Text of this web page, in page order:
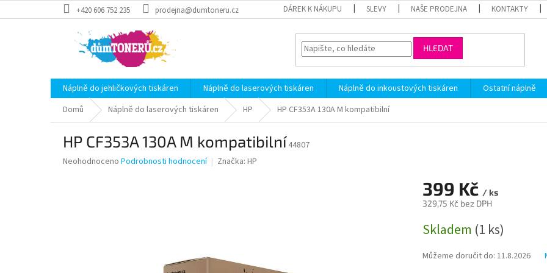
na
+420 606 752 235 prodejna@dumtoneru.cz DÁREK K NÁKUPU SLEVY NAŠE PRODEJNA KONTAKTY
HLEDAT
Náplně do jehličkových tiskáren Náplně do laserových tiskáren Náplně do inkoustových tiskáren Ostatní náplně
Domů
Náplně do laserových tiskáren HP HP CF353A 130A M kompatibilní
HP CF353A 130A M kompatibilní 44807
Průměrné
Neohodnoceno Podrobnosti hodnocení Značka: HP
399 Kč / ks
329,75 Kč bez DPH
cena:
Skladem (1 ks)
Můžeme doručit do: 11.8.2026